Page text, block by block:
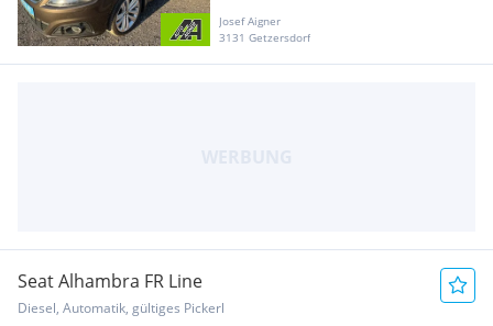
Josef Aigner
3131 Getzersdorf
Seat Alhambra FR Line
Diesel, Automatik, gültiges Pickerl